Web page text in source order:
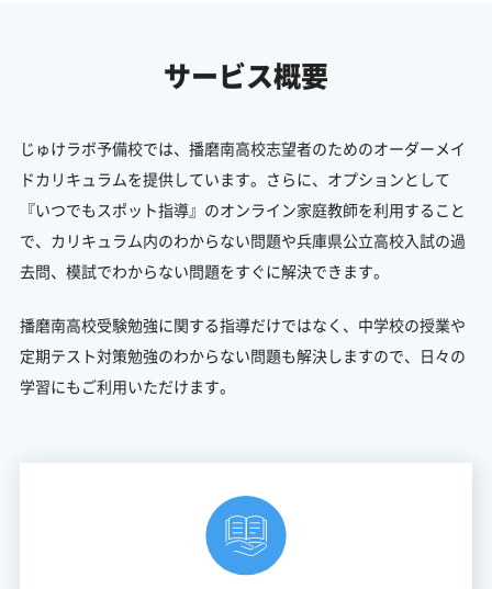
サービス概要
じゅけラボ予備校では、播磨南高校志望者のためのオーダーメイ
ドカリキュラムを提供しています。さらに、オプションとして
『いつでもスポット指導』のオンライン家庭教師を利用すること
で、カリキュラム内のわからない問題や兵庫県公立高校入試の過
去問、模試でわからない問題をすぐに解決できます。
播磨南高校受験勉強に関する指導だけではなく、中学校の授業や
定期テスト対策勉強のわからない問題も解決しますので、日々の
学習にもご利用いただけます。